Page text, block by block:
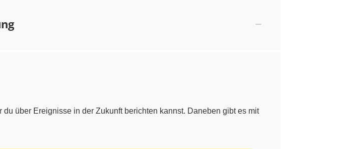
über Ereignisse in der Zukunft berichten kannst. Daneben gibt es mit